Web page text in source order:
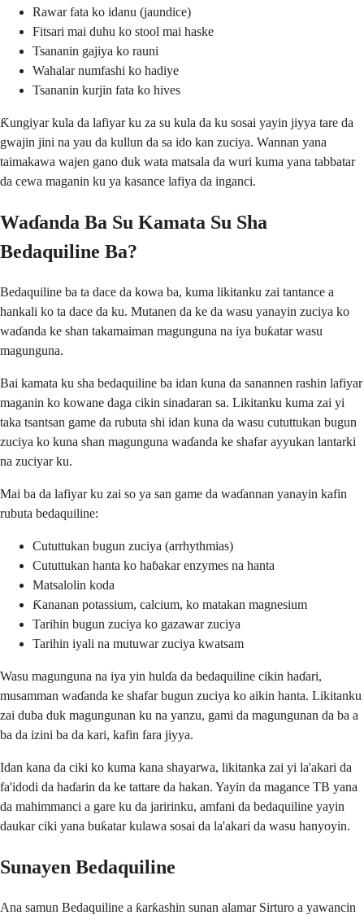
Rawar fata ko idanu (jaundice)
Fitsari mai duhu ko stool mai haske
Tsananin gajiya ko rauni
Wahalar numfashi ko hadiye
Tsananin kurjin fata ko hives
Ƙungiyar kula da lafiyar ku za su kula da ku sosai yayin jiyya tare da
gwajin jini na yau da kullun da sa ido kan zuciya. Wannan yana
taimakawa wajen gano duk wata matsala da wuri kuma yana tabbatar
da cewa maganin ku ya kasance lafiya da inganci.
Waɗanda Ba Su Kamata Su Sha
Bedaquiline Ba?
Bedaquiline ba ta dace da kowa ba, kuma likitanku zai tantance a
hankali ko ta dace da ku. Mutanen da ke da wasu yanayin zuciya ko
waɗanda ke shan takamaiman magunguna na iya buƙatar wasu
magunguna.
Bai kamata ku sha bedaquiline ba idan kuna da sanannen rashin lafiyar
maganin ko kowane daga cikin sinadaran sa. Likitanku kuma zai yi
taka tsantsan game da rubuta shi idan kuna da wasu cututtukan bugun
zuciya ko kuna shan magunguna waɗanda ke shafar ayyukan lantarki
na zuciyar ku.
Mai ba da lafiyar ku zai so ya san game da waɗannan yanayin kafin
rubuta bedaquiline:
Cututtukan bugun zuciya (arrhythmias)
Cututtukan hanta ko haɓakar enzymes na hanta
Matsalolin koda
Ƙananan potassium, calcium, ko matakan magnesium
Tarihin bugun zuciya ko gazawar zuciya
Tarihin iyali na mutuwar zuciya kwatsam
Wasu magunguna na iya yin hulɗa da bedaquiline cikin haɗari,
musamman waɗanda ke shafar bugun zuciya ko aikin hanta. Likitanku
zai duba duk magungunan ku na yanzu, gami da magungunan da ba a
ba da izini ba da kari, kafin fara jiyya.
Idan kana da ciki ko kuma kana shayarwa, likitanka zai yi la'akari da
fa'idodi da haɗarin da ke tattare da hakan. Yayin da magance TB yana
da mahimmanci a gare ku da jaririnku, amfani da bedaquiline yayin
daukar ciki yana buƙatar kulawa sosai da la'akari da wasu hanyoyin.
Sunayen Bedaquiline
Ana samun Bedaquiline a ƙarƙashin sunan alamar Sirturo a yawancin